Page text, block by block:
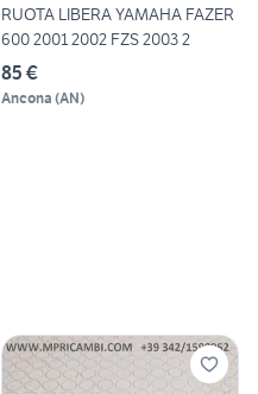
RUOTA LIBERA YAMAHA FAZER
600 2001 2002 FZS 2003 2
85 €
Ancona (AN)